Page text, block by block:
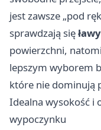
jest zawsze „pod
sprawdzają się
powierzchni,
lepszym wyborem
które nie dominują
Idealna wysokość i
wypoczynku